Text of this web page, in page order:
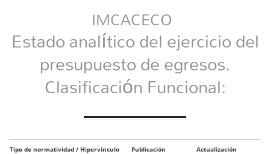
IMCACECO
Estado analítico del ejercicio del
presupuesto de egresos.
Clasificación Funcional:
Tipo de normatividad / Hipervínculo Publicación Actualización